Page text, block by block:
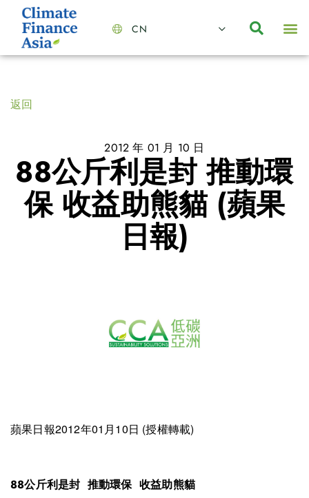
CN
返回
2012 年 01 月 10 日
88公斤利是封 推動環
保 收益助熊貓 (蘋果
日報)
蘋果日報2012年01月10日 (授權轉載)
88公斤利是封 推動環保 收益助熊貓